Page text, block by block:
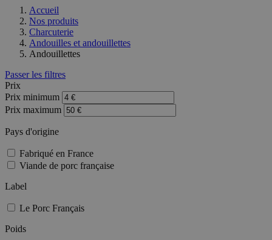
Accueil
Nos produits
Charcuterie
Andouilles et andouillettes
Andouillettes
Passer les filtres
Prix
Prix minimum
Prix maximum
Pays d'origine
Fabriqué en France
Viande de porc française
Label
Le Porc Français
Poids